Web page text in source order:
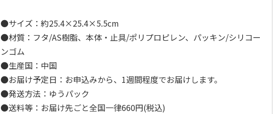
●サイズ：約25.4×25.4×5.5cm
●材質：フタ/AS樹脂、本体・止具/ポリプロピレン、パッキン/シリコー
ンゴム
●生産国：中国
●お届け予定日：お申込みから、1週間程度でお届けします。
●発送方法：ゆうパック
●送料等：お届け先ごと全国一律660円(税込)